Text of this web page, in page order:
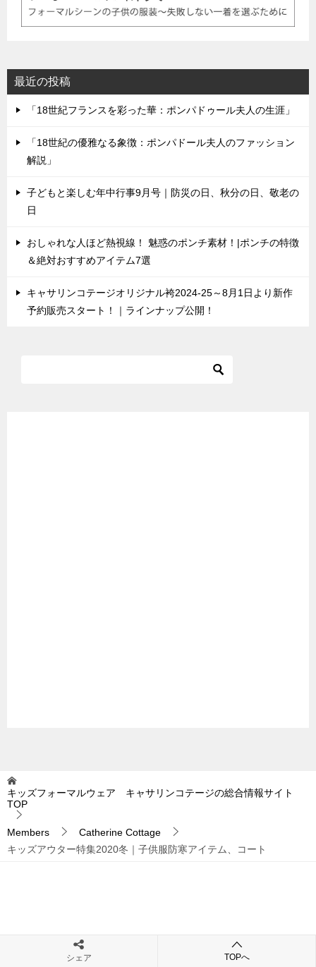
最近の投稿
「18世紀フランスを彩った華：ポンパドゥール夫人の生涯」
「18世紀の優雅なる象徴：ポンパドール夫人のファッション
解説」
子どもと楽しむ年中行事9月号｜防災の日、秋分の日、敬老の
日
おしゃれな人ほど熱視線！ 魅惑のポンチ素材！|ポンチの特徴
＆絶対おすすめアイテム7選
キャサリンコテージオリジナル袴2024-25～8月1日より新作
予約販売スタート！｜ラインナップ公開！
キッズフォーマルウェア キャサリンコテージの総合情報サイト
TOP
Members
Catherine Cottage
キッズアウター特集2020冬｜子供服防寒アイテム、コート
シェア TOPへ